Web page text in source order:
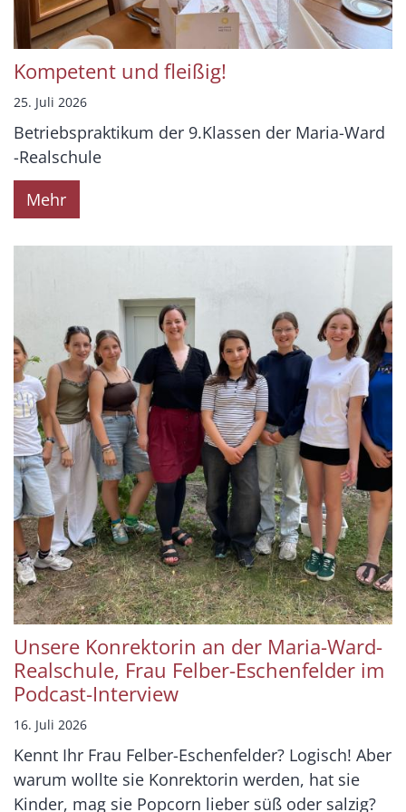
Kompetent und fleißig!
25. Juli 2026
Betriebspraktikum der 9.Klassen der Maria-Ward
-Realschule
Mehr
Unsere Konrektorin an der Maria-Ward-
Realschule, Frau Felber-Eschenfelder im
Podcast-Interview
16. Juli 2026
Kennt Ihr Frau Felber-Eschenfelder? Logisch! Aber
warum wollte sie Konrektorin werden, hat sie
Kinder, mag sie Popcorn lieber süß oder salzig?